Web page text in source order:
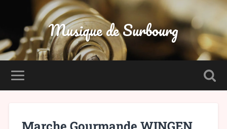
Musique de Surbourg